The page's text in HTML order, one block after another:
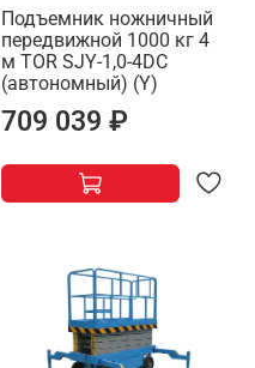
Подъемник ножничный
передвижной 1000 кг 4
м TOR SJY-1,0-4DC
(автономный) (Y)
709 039 ₽